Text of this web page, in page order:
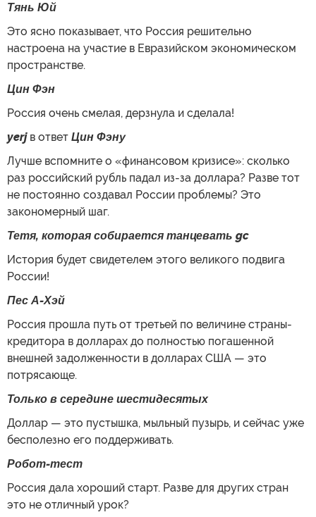
Тянь Юй
Это ясно показывает, что Россия решительно
настроена на участие в Евразийском экономическом
пространстве.
Цин Фэн
Россия очень смелая, дерзнула и сделала!
yerj в ответ Цин Фэну
Лучше вспомните о «финансовом кризисе»: сколько
раз российский рубль падал из-за доллара? Разве тот
не постоянно создавал России проблемы? Это
закономерный шаг.
Тетя, которая собирается танцевать gc
История будет свидетелем этого великого подвига
России!
Пес А-Хэй
Россия прошла путь от третьей по величине страны-
кредитора в долларах до полностью погашенной
внешней задолженности в долларах США — это
потрясающе.
Только в середине шестидесятых
Доллар — это пустышка, мыльный пузырь, и сейчас уже
бесполезно его поддерживать.
Робот-тест
Россия дала хороший старт. Разве для других стран
это не отличный урок?